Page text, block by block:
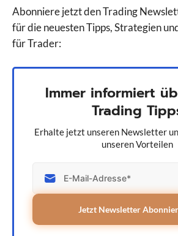
Abonniere jetzt den Trading
für die neuesten Tipps, Strategien
für Trader:
Immer informiert
Trading
Erhalte jetzt unseren Newsletter
unseren Vorteilen
Jetzt Newsletter